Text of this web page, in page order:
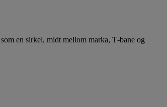
en sirkel, midt mellom marka, T‑bane og